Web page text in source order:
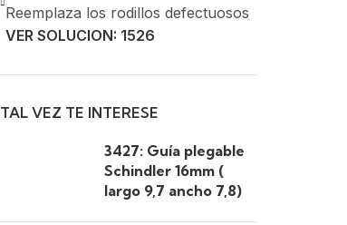
Reemplaza los rodillos defectuosos
VER SOLUCION: 1526
TAL VEZ TE INTERESE
3427: Guía plegable
Schindler 16mm (
largo 9,7 ancho 7,8)